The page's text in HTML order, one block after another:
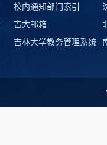
校内通知部门索引
吉大邮箱
吉林大学教务管理系统